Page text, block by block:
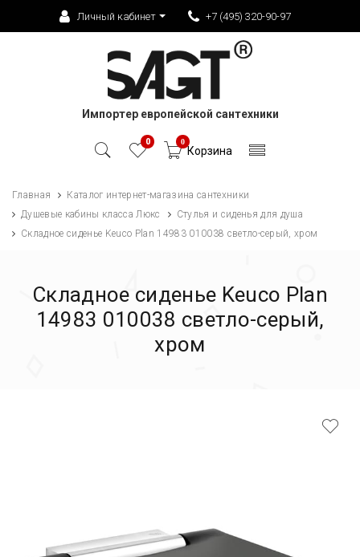
Личный кабинет +7 (495) 320-90-97
Импортер европейской сантехники
0 0
Корзина
Главная
Каталог интернет-магазина сантехники
Душевые кабины класса Люкс
Стулья и сиденья для душа
Складное сиденье Keuco Plan 14983 010038 светло-серый, хром
Складное сиденье Keuco Plan
14983 010038 светло-серый,
хром